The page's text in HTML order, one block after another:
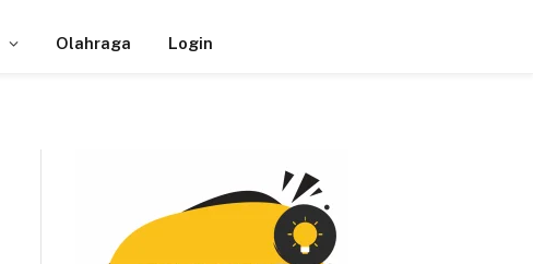
Olahraga Login